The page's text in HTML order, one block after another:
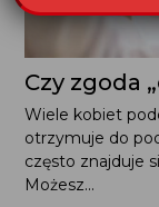
Czy zgoda
Wiele kobiet
otrzymuje do
często znajduje
Możesz...